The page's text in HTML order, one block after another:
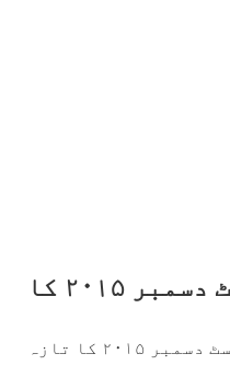
سچی کہانیاں ڈائجسٹ دسمبر ۲۰۱۵ کا
سچی کہانیاں ڈائجسٹ دسمبر ۲۰۱۵ کا تازہ